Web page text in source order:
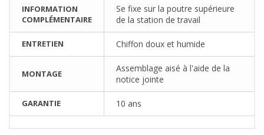
INFORMATION
COMPLÉMENTAIRE
Se fixe sur la poutre supérieure
de la station de travail
ENTRETIEN Chiffon doux et humide
MONTAGE
Assemblage aisé à l'aide de la
notice jointe
GARANTIE 10 ans